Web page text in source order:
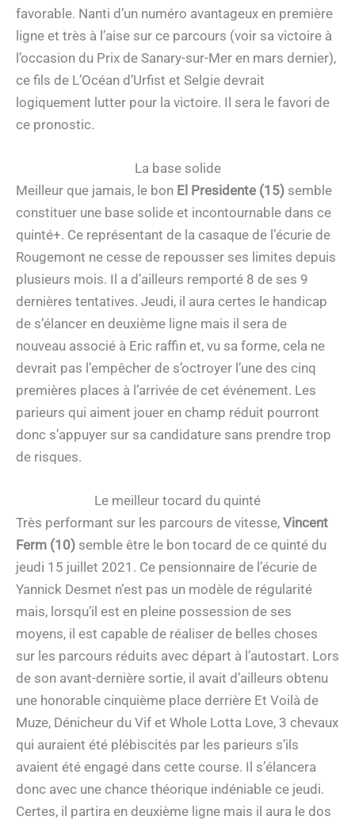
favorable. Nanti d’un numéro avantageux en première
ligne et très à l’aise sur ce parcours (voir sa victoire à
l’occasion du Prix de Sanary-sur-Mer en mars dernier),
ce fils de L’Océan d’Urfist et Selgie devrait
logiquement lutter pour la victoire. Il sera le favori de
ce pronostic.
La base solide
Meilleur que jamais, le bon El Presidente (15) semble
constituer une base solide et incontournable dans ce
quinté+. Ce représentant de la casaque de l’écurie de
Rougemont ne cesse de repousser ses limites depuis
plusieurs mois. Il a d’ailleurs remporté 8 de ses 9
dernières tentatives. Jeudi, il aura certes le handicap
de s’élancer en deuxième ligne mais il sera de
nouveau associé à Eric raffin et, vu sa forme, cela ne
devrait pas l’empêcher de s’octroyer l’une des cinq
premières places à l’arrivée de cet événement. Les
parieurs qui aiment jouer en champ réduit pourront
donc s’appuyer sur sa candidature sans prendre trop
de risques.
Le meilleur tocard du quinté
Très performant sur les parcours de vitesse, Vincent
Ferm (10) semble être le bon tocard de ce quinté du
jeudi 15 juillet 2021. Ce pensionnaire de l’écurie de
Yannick Desmet n’est pas un modèle de régularité
mais, lorsqu’il est en pleine possession de ses
moyens, il est capable de réaliser de belles choses
sur les parcours réduits avec départ à l’autostart. Lors
de son avant-dernière sortie, il avait d’ailleurs obtenu
une honorable cinquième place derrière Et Voilà de
Muze, Dénicheur du Vif et Whole Lotta Love, 3 chevaux
qui auraient été plébiscités par les parieurs s’ils
avaient été engagé dans cette course. Il s’élancera
donc avec une chance théorique indéniable ce jeudi.
Certes, il partira en deuxième ligne mais il aura le dos